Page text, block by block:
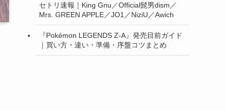
セトリ速報｜King Gnu／Official髭男dism／
Mrs. GREEN APPLE／JO1／NiziU／Awich
『Pokémon LEGENDS Z-A』発売目前ガイド
｜買い方・違い・準備・序盤コツまとめ